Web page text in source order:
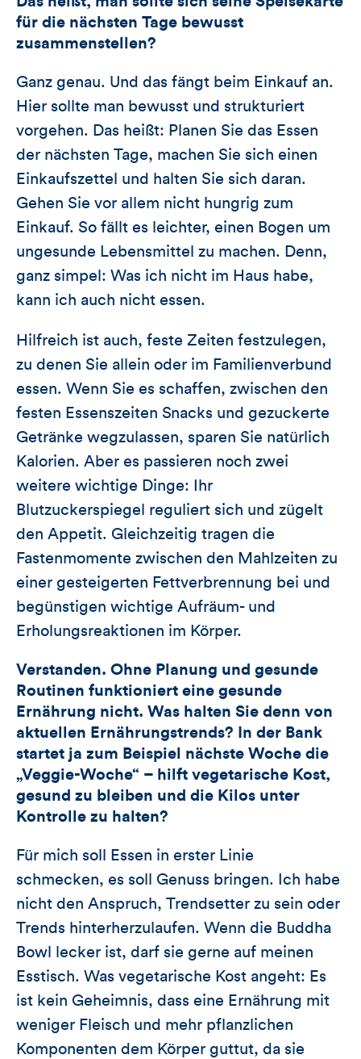
für die nächsten Tage bewusst
zusammenstellen?
Ganz genau. Und das fängt beim Einkauf an.
Hier sollte man bewusst und strukturiert
vorgehen. Das heißt: Planen Sie das Essen
der nächsten Tage, machen Sie sich einen
Einkaufszettel und halten Sie sich daran.
Gehen Sie vor allem nicht hungrig zum
Einkauf. So fällt es leichter, einen Bogen um
ungesunde Lebensmittel zu machen. Denn,
ganz simpel: Was ich nicht im Haus habe,
kann ich auch nicht essen.
Hilfreich ist auch, feste Zeiten festzulegen,
zu denen Sie allein oder im Familienverbund
essen. Wenn Sie es schaffen, zwischen den
festen Essenszeiten Snacks und gezuckerte
Getränke wegzulassen, sparen Sie natürlich
Kalorien. Aber es passieren noch zwei
weitere wichtige Dinge: Ihr
Blutzuckerspiegel reguliert sich und zügelt
den Appetit. Gleichzeitig tragen die
Fastenmomente zwischen den Mahlzeiten zu
einer gesteigerten Fettverbrennung bei und
begünstigen wichtige Aufräum- und
Erholungsreaktionen im Körper.
Verstanden. Ohne Planung und gesunde
Routinen funktioniert eine gesunde
Ernährung nicht. Was halten Sie denn von
aktuellen Ernährungstrends? In der Bank
startet ja zum Beispiel nächste Woche die
„Veggie-Woche“ – hilft vegetarische Kost,
gesund zu bleiben und die Kilos unter
Kontrolle zu halten?
Für mich soll Essen in erster Linie
schmecken, es soll Genuss bringen. Ich habe
nicht den Anspruch, Trendsetter zu sein oder
Trends hinterherzulaufen. Wenn die Buddha
Bowl lecker ist, darf sie gerne auf meinen
Esstisch. Was vegetarische Kost angeht: Es
ist kein Geheimnis, dass eine Ernährung mit
weniger Fleisch und mehr pflanzlichen
Komponenten dem Körper guttut, da sie